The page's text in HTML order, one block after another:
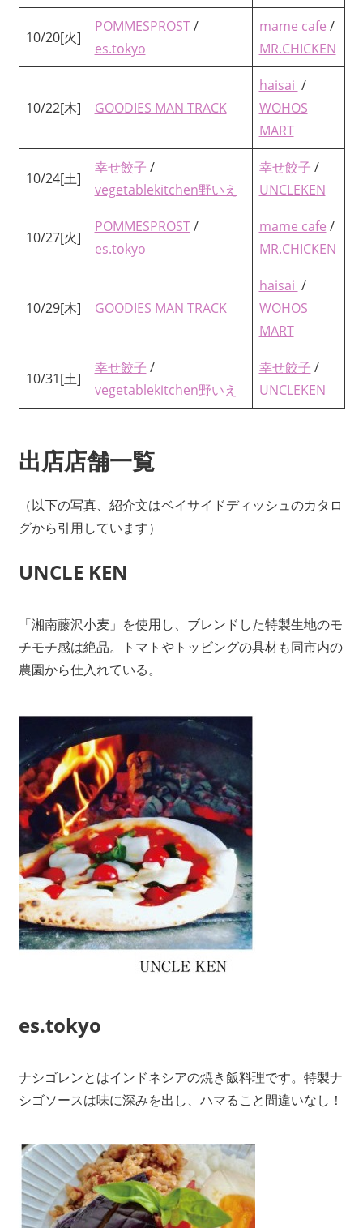
10/20[火]
POMMESPROST/
es.tokyo
mame cafe /
MR.CHICKEN
10/22[木] GOODIES MAN TRACK
haisai /
WOHOS
MART
10/24[土]
幸せ餃子 /
vegetablekitchen野いえ
幸せ餃子 /
UNCLEKEN
10/27[火]
POMMESPROST/
es.tokyo
mame cafe /
MR.CHICKEN
10/29[木] GOODIES MAN TRACK
haisai /
WOHOS
MART
10/31[土]
幸せ餃子 /
vegetablekitchen野いえ
幸せ餃子 /
UNCLEKEN
出店店舗一覧
（以下の写真、紹介文はベイサイドディッシュのカタロ
グから引用しています）
UNCLE KEN
「湘南藤沢小麦」を使用し、ブレンドした特製生地のモ
チモチ感は絶品。トマトやトッビングの具材も同市内の
農園から仕入れている。
es.tokyo
ナシゴレンとはインドネシアの焼き飯料理です。特製ナ
シゴソースは味に深みを出し、ハマること間違いなし！